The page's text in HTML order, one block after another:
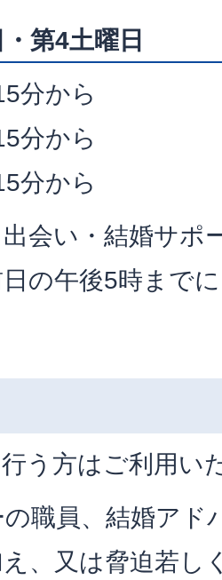
第4土曜日
分から
分から
分から
会い・結婚サポ
の午後5時まで
う方はご利用い
職員、結婚アド
、又は脅迫若し